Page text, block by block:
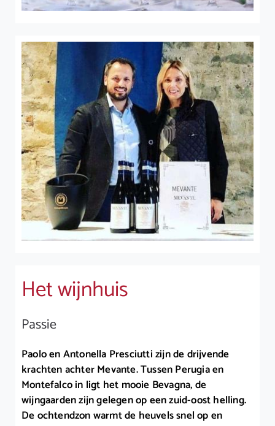
Het wijnhuis
Passie
Paolo en Antonella Presciutti zijn de drijvende
krachten achter Mevante. Tussen Perugia en
Montefalco in ligt het mooie Bevagna, de
wijngaarden zijn gelegen op een zuid-oost helling.
De ochtendzon warmt de heuvels snel op en